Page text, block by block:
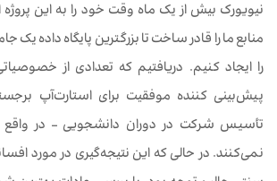
نیویورک بیش از یک ماه وقت خود را به این
منابع ما را قادر ساخت تا بزرگترین پایگاه داده یک
را ایجاد کنیم. دریافتیم که تعدادی از
پیش‌بینی کننده موفقیت برای استارت‌آپ
تأسیس شرکت در دوران دانشجویی – در واقع
نمی‌کنند. در حالی که این نتیجه‌گیری در مورد